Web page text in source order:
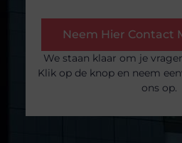
Neem Hier Contact
We staan klaar om je
Klik op de knop en neem
ons op.